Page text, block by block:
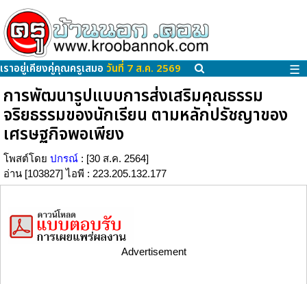
เราอยู่เคียงคู่คุณครูเสมอ วันที่ 7 ส.ค. 2569 ☰
การพัฒนารูปแบบการส่งเสริมคุณธรรม
จริยธรรมของนักเรียน ตามหลักปรัชญาของ
เศรษฐกิจพอเพียง
โพสต์โดย ปกรณ์ : [30 ส.ค. 2564]
อ่าน [103827] ไอพี : 223.205.132.177
Advertisement